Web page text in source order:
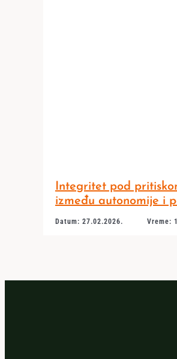
Integritet pod
između autonomije i
Datum: 27.02.2026. Vreme: